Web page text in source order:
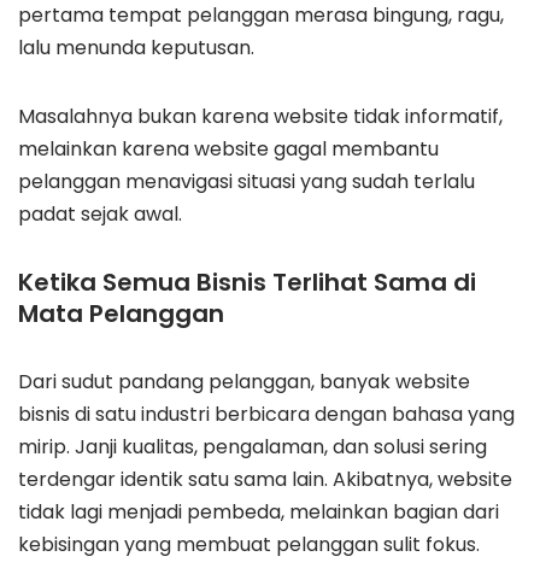
pertama tempat pelanggan merasa bingung, ragu,
lalu menunda keputusan.
Masalahnya bukan karena website tidak informatif,
melainkan karena website gagal membantu
pelanggan menavigasi situasi yang sudah terlalu
padat sejak awal.
Ketika Semua Bisnis Terlihat Sama di
Mata Pelanggan
Dari sudut pandang pelanggan, banyak website
bisnis di satu industri berbicara dengan bahasa yang
mirip. Janji kualitas, pengalaman, dan solusi sering
terdengar identik satu sama lain. Akibatnya, website
tidak lagi menjadi pembeda, melainkan bagian dari
kebisingan yang membuat pelanggan sulit fokus.